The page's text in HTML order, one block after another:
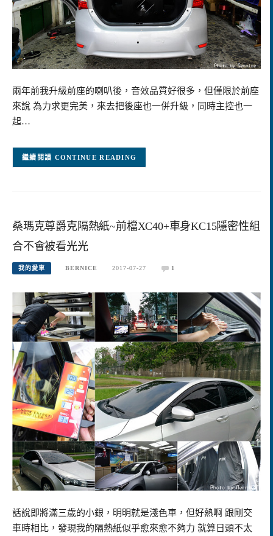
兩年前我升級前座的喇叭後，音效品質好很多，但僅限於前座
來說 為力求更完美，來去把後座也一併升級，同時主控也一
起…
CONTINUE READING
桑瑪克尊爵克隔熱紙~前檔XC40+車身KC15隱密性組
合不會被看光光
我的愛車 BERNICE 2017-07-27 1
話說即將滿三歲的小銀，明明就是淺色車，但好熱啊 跟剛交
車時相比，發現我的隔熱紙似乎愈來愈不夠力 就算日頭不太